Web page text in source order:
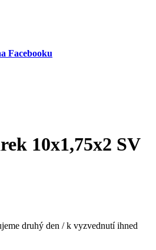
Facebooku
10x1,75x2 SV
druhý den / k vyzvednutí ihned